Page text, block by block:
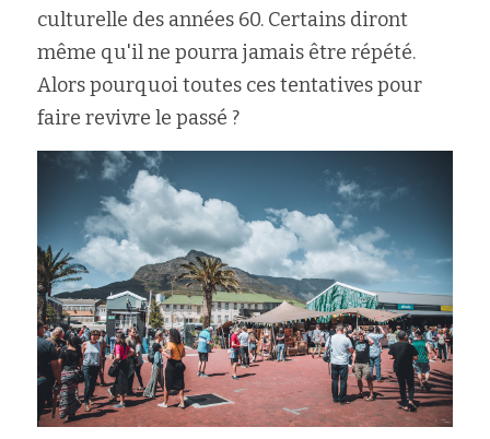
culturelle des années 60. Certains diront
même qu'il ne pourra jamais être répété.
Alors pourquoi toutes ces tentatives pour
faire revivre le passé ?